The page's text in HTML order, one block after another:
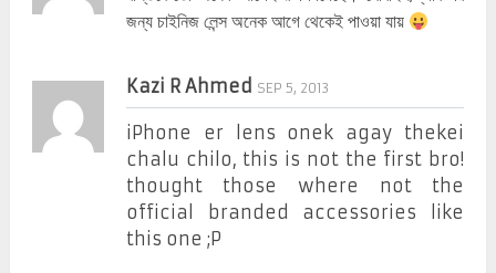
জন্য চাইনিজ লেন্স অনেক আগে থেকেই পাওয়া যায়
Kazi R Ahmed SEP 5, 2013
iPhone er lens onek agay thekei
chalu chilo, this is not the first bro!
thought those where not the
official branded accessories like
this one ;P